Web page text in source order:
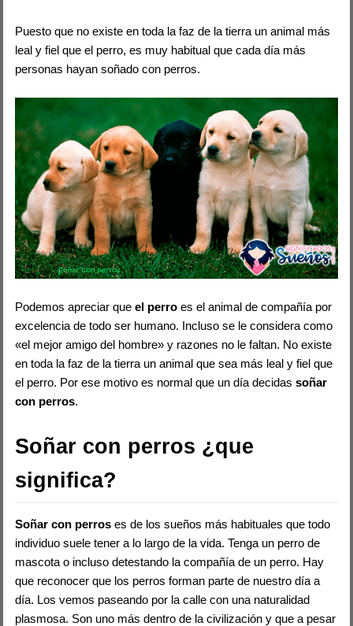
Puesto que no existe en toda la faz de la tierra un animal más
leal y fiel que el perro, es muy habitual que cada día más
personas hayan soñado con perros.
Podemos apreciar queel perro es el animal de compañía por
excelencia de todo ser humano. Incluso se le considera como
«el mejor amigo del hombre» y razones no le faltan. No existe
en toda la faz de la tierra un animal que sea más leal y fiel que
el perro. Por ese motivo es normal que un día decidassoñar
con perros.
Soñar con perros ¿que
significa?
Soñar con perros es de los sueños más habituales que todo
individuo suele tener a lo largo de la vida. Tenga un perro de
mascota o incluso detestando la compañía de un perro. Hay
que reconocer que los perros forman parte de nuestro día a
día. Los vemos paseando por la calle con una naturalidad
plasmosa. Son uno más dentro de la civilización y que a pesar